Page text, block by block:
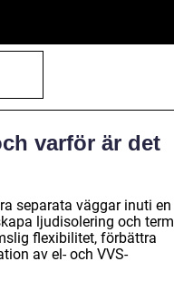
varför är det
separata väggar inuti en
ljudisolering och
flexibilitet, förbättra
av el- och VVS-